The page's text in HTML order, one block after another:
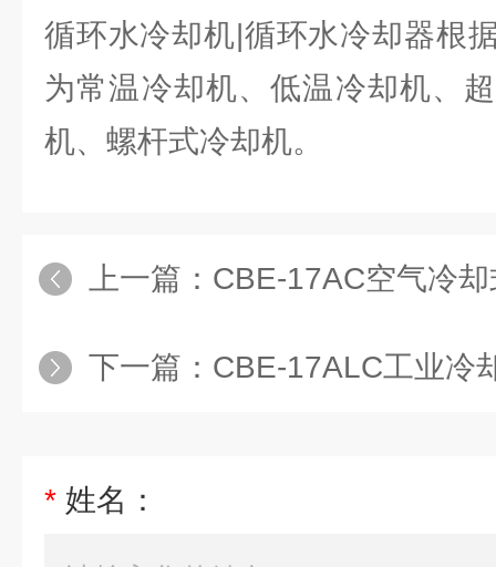
循环水冷却机|循环水冷却器根
为常温冷却机、低温冷却机、
机、螺杆式冷却机。
上一篇： CBE-17AC空气冷
下一篇： CBE-17ALC工业冷
* 姓名：